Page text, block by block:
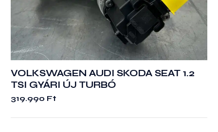
VOLKSWAGEN AUDI SKODA SEAT 1.2
TSI GYÁRI ÚJ TURBÓ
319.990 Ft